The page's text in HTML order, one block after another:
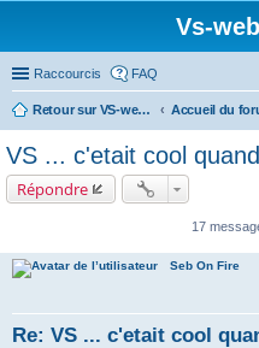
Vs-
Raccourcis FAQ
Retour sur VS-webzine Accueil du
VS ... c'etait cool
Répondre
17
Seb On Fire
Re: VS ... c'etait cool